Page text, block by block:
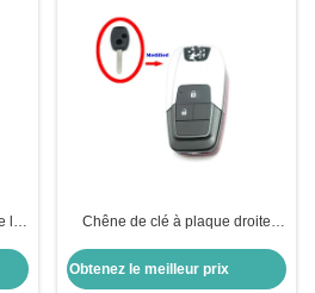
Chêne de clé à plaque droite
cuisson pliable Honda Chêne de
Obtenez le meilleur prix